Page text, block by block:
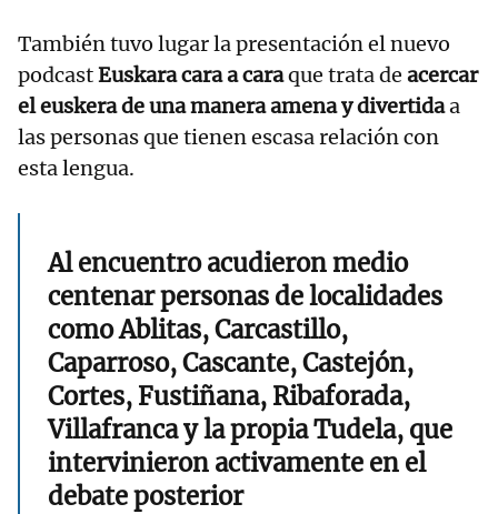
También tuvo lugar la presentación el nuevo
podcastEuskara cara a caraque trata de acercar
el euskera de una manera amena y divertidaa
las personas que tienen escasa relación con
esta lengua.
Al encuentro acudieron medio
centenar personas de localidades
como Ablitas, Carcastillo,
Caparroso, Cascante, Castejón,
Cortes, Fustiñana, Ribaforada,
Villafranca y la propia Tudela, que
intervinieron activamente en el
debate posterior